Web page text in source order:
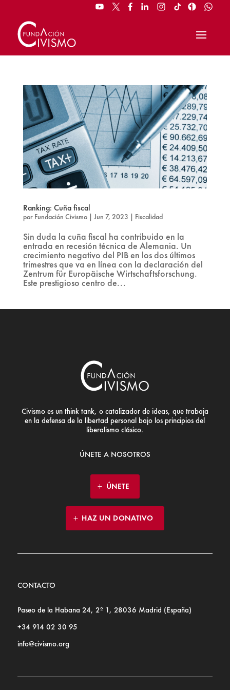
Ranking: Cuña fiscal
por Fundación Civismo| Jun 7, 2023 Fiscalidad
Sin duda la cuña fiscal ha contribuido en la
entrada en recesión técnica de Alemania. Un
crecimiento negativo del PIB en los dos últimos
trimestres que va en línea con la declaración del
Zentrum für Europäische Wirtschaftsforschung.
Este prestigioso centro de...
Civismo es un think tank, o catalizador de ideas, que trabaja
en la defensa de la libertad personal bajo los principios del
liberalismo clásico.
ÚNETE A NOSOTROS
ÚNETE
HAZ UN DONATIVO
CONTACTO
Paseo de la Habana 24, 2º 1, 28036 Madrid (España)
+34 914 02 30 95
info@civismo.org